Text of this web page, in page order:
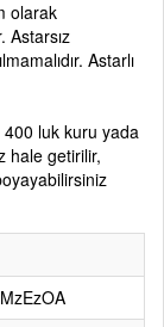
olarak
Astarsız
Astarlı
400 luk kuru yada
hale getirilir,